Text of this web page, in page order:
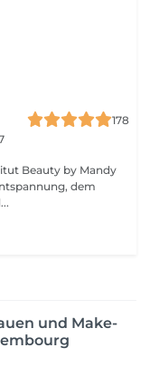
178
Beauty by Mandy
dem
und Make-